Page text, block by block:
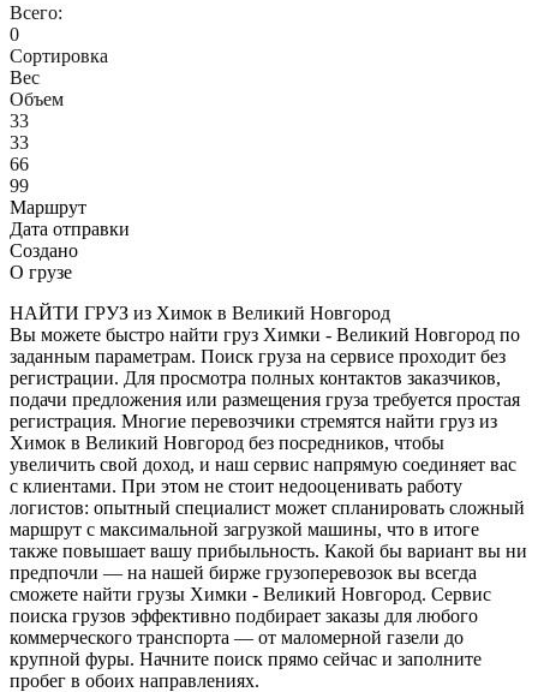
Всего:
0
Сортировка
Вес
Объем
33
33
66
99
Маршрут
Дата отправки
Создано
О грузе
НАЙТИ ГРУЗ из Химок в Великий Новгород
Вы можете быстро найти груз Химки - Великий Новгород по
заданным параметрам. Поиск груза на сервисе проходит без
регистрации. Для просмотра полных контактов заказчиков,
подачи предложения или размещения груза требуется простая
регистрация. Многие перевозчики стремятся найти груз из
Химок в Великий Новгород без посредников, чтобы
увеличить свой доход, и наш сервис напрямую соединяет вас
с клиентами. При этом не стоит недооценивать работу
логистов: опытный специалист может спланировать сложный
маршрут с максимальной загрузкой машины, что в итоге
также повышает вашу прибыльность. Какой бы вариант вы ни
предпочли — на нашей бирже грузоперевозок вы всегда
сможете найти грузы Химки - Великий Новгород. Сервис
поиска грузов эффективно подбирает заказы для любого
коммерческого транспорта — от маломерной газели до
крупной фуры. Начните поиск прямо сейчас и заполните
пробег в обоих направлениях.